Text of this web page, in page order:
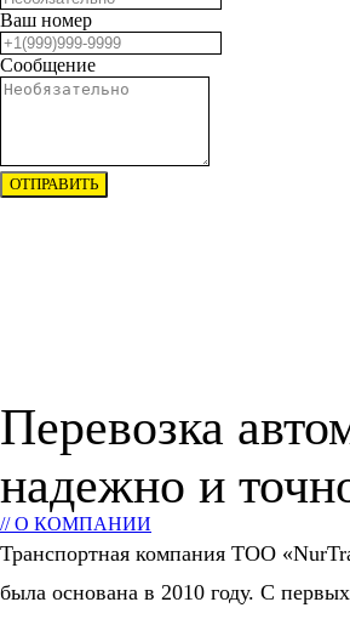
Ваш номер
Сообщение
ОТПРАВИТЬ
Перевозка
надежно и
// О КОМПАНИИ
Транспортная компания ТОО
была основана в 2010 году. С